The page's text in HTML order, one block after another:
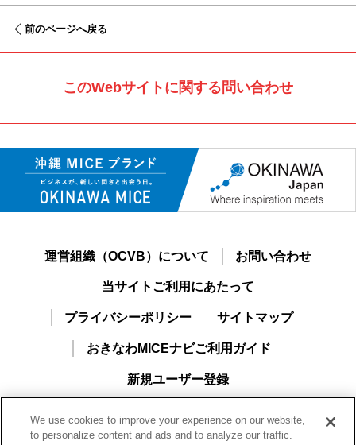
前のページへ戻る
このWebサイトに関する問い合わせ
運営組織（OCVB）について お問い合わせ
当サイトご利用にあたって
プライバシーポリシー サイトマップ
おきなわMICEナビご利用ガイド
新規ユーザー登録
We use cookies to improve your experience on our website,
to personalize content and ads and to analyze our traffic.